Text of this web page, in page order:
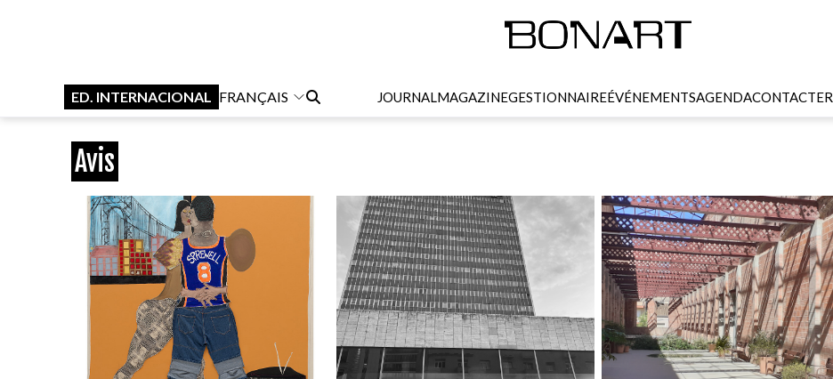
ED. INTERNACIONAL FRANÇAIS JOURNALMAGAZINEGESTIONNAIREÉVÉNEMENTSAGENDACONTACTER
Avis